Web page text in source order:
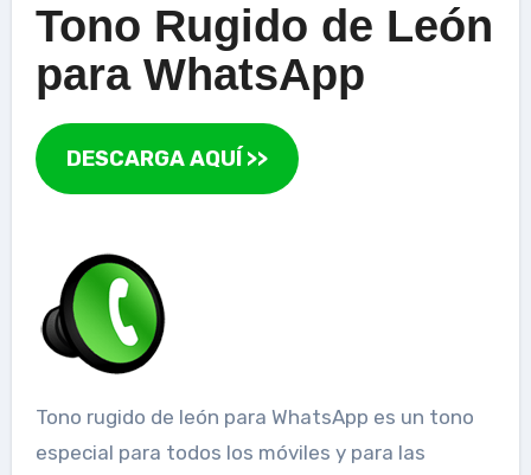
Tono Rugido de León
para WhatsApp
DESCARGA AQUÍ >>
Tono rugido de león para WhatsApp es un tono
especial para todos los móviles y para las